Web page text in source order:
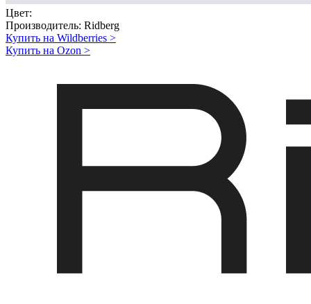
Цвет:
Производитель: Ridberg
Купить на Wildberries >
Купить на Ozon >